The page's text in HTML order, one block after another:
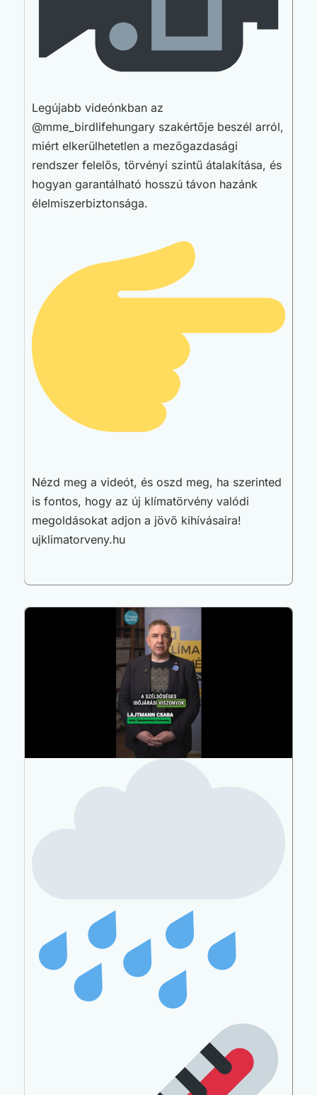
Legújabb videónkban az
@mme_birdlifehungary szakértője beszél arról,
miért elkerülhetetlen a mezőgazdasági
rendszer felelős, törvényi szintű átalakítása, és
hogyan garantálható hosszú távon hazánk
élelmiszerbiztonsága.
Nézd meg a videót, és oszd meg, ha szerinted
is fontos, hogy az új klímatörvény valódi
megoldásokat adjon a jövő kihívásaira!
ujklimatorveny.hu